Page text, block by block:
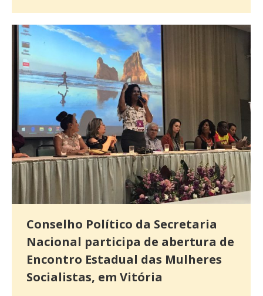
Conselho Político da Secretaria
Nacional participa de abertura de
Encontro Estadual das Mulheres
Socialistas, em Vitória